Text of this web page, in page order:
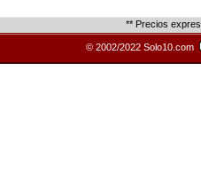
** Precios
© 2002/2022 Solo10.com